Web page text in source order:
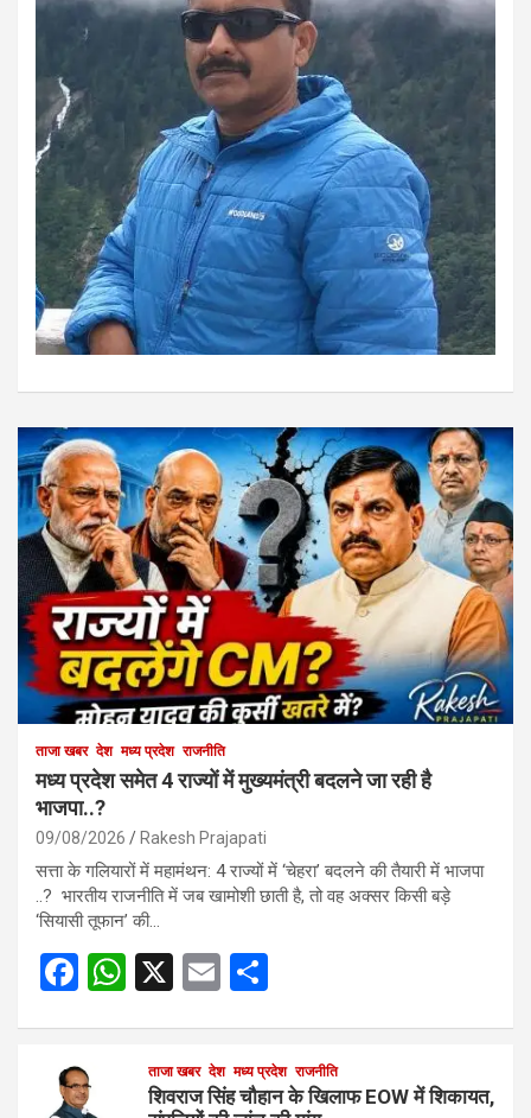
ताजा खबर देश मध्य प्रदेश राजनीति
मध्य प्रदेश समेत 4 राज्यों में मुख्यमंत्री बदलने जा रही है
भाजपा..?
09/08/2026 Rakesh Prajapati
सत्ता के गलियारों में महामंथन: 4 राज्यों में ‘चेहरा’ बदलने की तैयारी में भाजपा
..? भारतीय राजनीति में जब खामोशी छाती है, तो वह अक्सर किसी बड़े
‘सियासी तूफान’ की…
F
b
W X
E
e
ताजा खबर देश मध्य प्रदेश राजनीति
शिवराज सिंह चौहान के खिलाफ EOW में शिकायत,